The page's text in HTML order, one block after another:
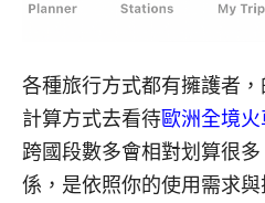
各種旅行方式都有擁護者
計算方式去看待歐洲全境
跨國段數多會相對划算很
係，是依照你的使用需求